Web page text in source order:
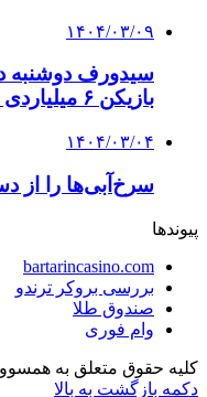
۱۴۰۴/۰۳/۰۹
سیدورف دوشنبه
بازیکن ۶ میلیاردی چطور ۱۰۰ میلیارد می‌دهید؟
۱۴۰۴/۰۳/۰۴
سرخ‌آبی‌ها را از
پیوندها
bartarincasino.com
بررسی بروکر ترندو
صندوق طلا
وام فوری
کلیه حقوق متعلق به
دکمه بازگشت به بالا